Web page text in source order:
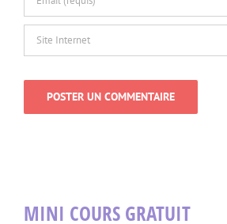
MINI COURS GRATUIT